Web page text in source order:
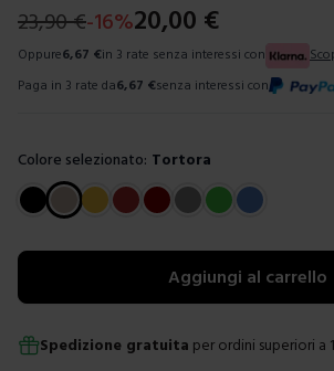
23,90€-16%20,00 €
Oppure6,67 €in 3 rate senza interessi con
Paga in 3 rate da6,67 €senza interessi con
Colore selezionato: Tortora
Scegli un colore
Aggiungi al carrello
Spedizione gratuita per ordini superiori a